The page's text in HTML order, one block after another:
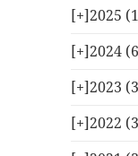
[+]2025
[+]2024
[+]2023
[+]2022